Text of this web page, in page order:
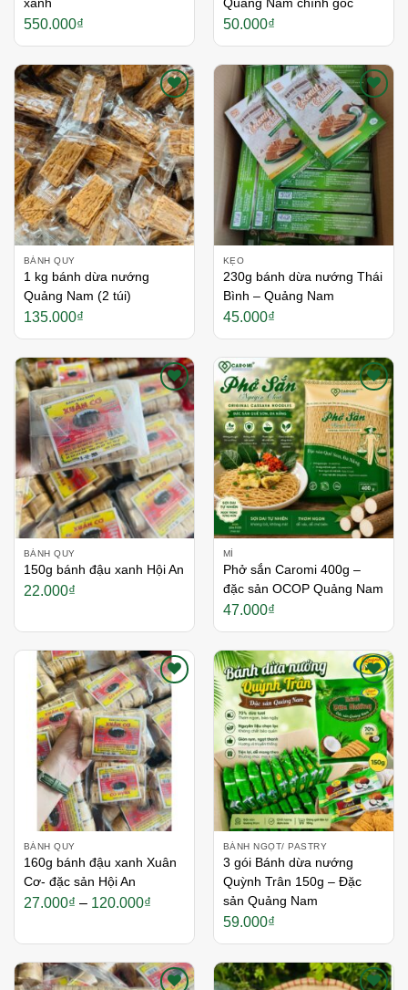
xanh
550.000₫
Quảng Nam chính gốc
50.000₫
Thích
BÁNH QUY
1 kg bánh dừa nướng
Quảng Nam (2 túi)
135.000₫
Thích
KẸO
230g bánh dừa nướng Thái
Bình – Quảng Nam
45.000₫
Thích
BÁNH QUY
150g bánh đậu xanh Hội An
22.000₫
Thích
MÌ
Phở sắn Caromi 400g –
đặc sản OCOP Quảng Nam
47.000₫
Thích
BÁNH QUY
160g bánh đậu xanh Xuân
Cơ- đặc sản Hội An
27.000₫ – 120.000₫Khoảng
27.000₫
đến
120.000₫
Thích
BÁNH NGỌT/ PASTRY
3 gói Bánh dừa nướng
Quỳnh Trân 150g – Đặc
sản Quảng Nam
59.000₫